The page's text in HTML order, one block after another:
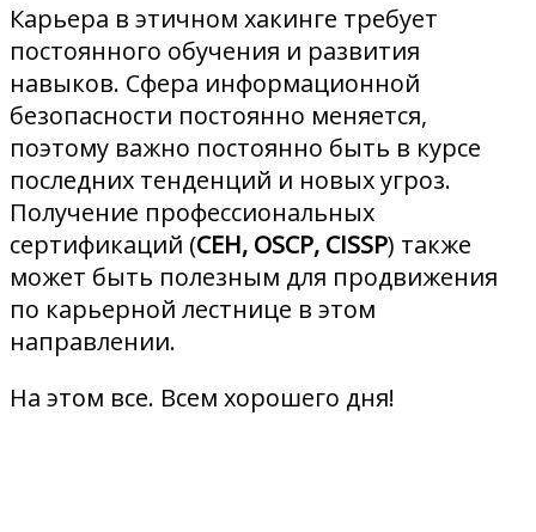
Карьера в этичном хакинге требует
постоянного обучения и развития
навыков. Сфера информационной
безопасности постоянно меняется,
поэтому важно постоянно быть в курсе
последних тенденций и новых угроз.
Получение профессиональных
сертификаций (CEH, OSCP, CISSP) также
может быть полезным для продвижения
по карьерной лестнице в этом
направлении.
На этом все. Всем хорошего дня!